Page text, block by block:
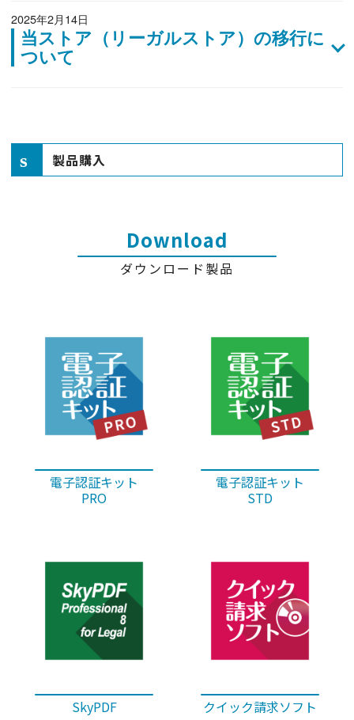
2025年2月14日
当ストア（リーガルストア）の移行に
ついて
製品購入
Download
ダウンロード製品
電子認証キット
PRO
電子認証キット
STD
SkyPDF クイック請求ソフト